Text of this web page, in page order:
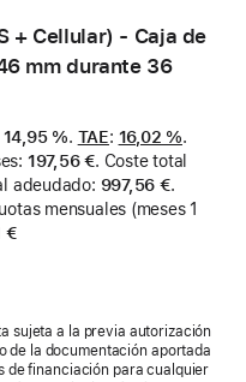
+ Cellular) - Caja de
mm durante 36
14,95 %. TAE: 16,02 %.
: 197,56 €. Coste total
adeudado: 997,56 €.
mensuales (meses 1
€
sujeta a la previa autorización
de la documentación aportada
de financiación para cualquier